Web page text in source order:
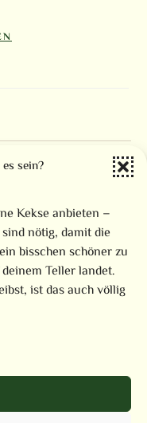
sein?
Kekse anbieten –
nötig, damit die
bisschen schöner zu
Teller landet.
ist das auch völlig